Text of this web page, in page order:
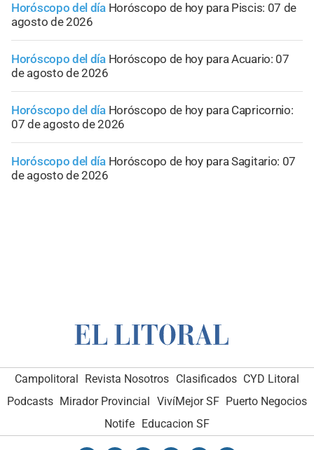
Horóscopo del día Horóscopo de hoy para Piscis: 07 de
agosto de 2026
Horóscopo del día Horóscopo de hoy para Acuario: 07
de agosto de 2026
Horóscopo del día Horóscopo de hoy para Capricornio:
07 de agosto de 2026
Horóscopo del día Horóscopo de hoy para Sagitario: 07
de agosto de 2026
Campolitoral Revista Nosotros Clasificados CYD Litoral
Podcasts Mirador Provincial VivíMejor SF Puerto Negocios
Notife Educacion SF